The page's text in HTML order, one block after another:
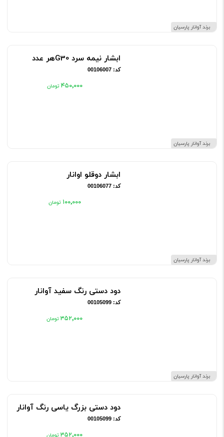
برند آوانار پارسیان
برند آوانار پارسیان
ابشار نیمه سرد G30هر عدد
کد: 00106007
۴۵۰٬۰۰۰
برند آوانار پارسیان
ابشار دوقلو اوانار
کد: 00106077
۱۰۰٬۰۰۰
برند آوانار پارسیان
دود دستی رنگ سفید آوانار
کد: 00105099
۳۵۲٬۰۰۰
دود دستی بزرگ یاسی رنگ آوانار
کد: 00105099
۳۵۲٬۰۰۰